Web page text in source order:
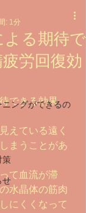
ングができるの
策
せ
る期待で
労回復効
: 1分
できる効果
えている遠く
まうことがあ
て血流が滞
水晶体の筋肉
にくくなって